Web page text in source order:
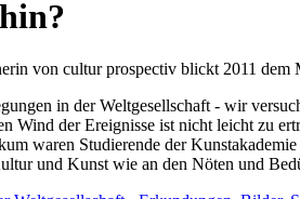
von cultur prospectiv blickt 2011
in der Weltgesellschaft - wir
Wind der Ereignisse ist nicht leicht zu
waren Studierende der
und Kunst wie an den Nöten und